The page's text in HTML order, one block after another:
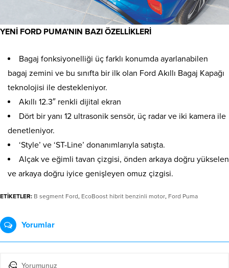
YENİ FORD PUMA’NIN BAZI ÖZELLİKLERİ
Bagaj fonksiyonelliği üç farklı konumda ayarlanabilen
bagaj zemini ve bu sınıfta bir ilk olan Ford Akıllı Bagaj Kapağı
teknolojisi ile destekleniyor.
Akıllı 12.3″ renkli dijital ekran
Dört bir yanı 12 ultrasonik sensör, üç radar ve iki kamera ile
denetleniyor.
‘Style’ ve ‘ST-Line’ donanımlarıyla satışta.
Alçak ve eğimli tavan çizgisi, önden arkaya doğru yükselen
ve arkaya doğru iyice genişleyen omuz çizgisi.
ETİKETLER: B segment Ford, EcoBoost hibrit benzinli motor, Ford Puma
Yorumlar